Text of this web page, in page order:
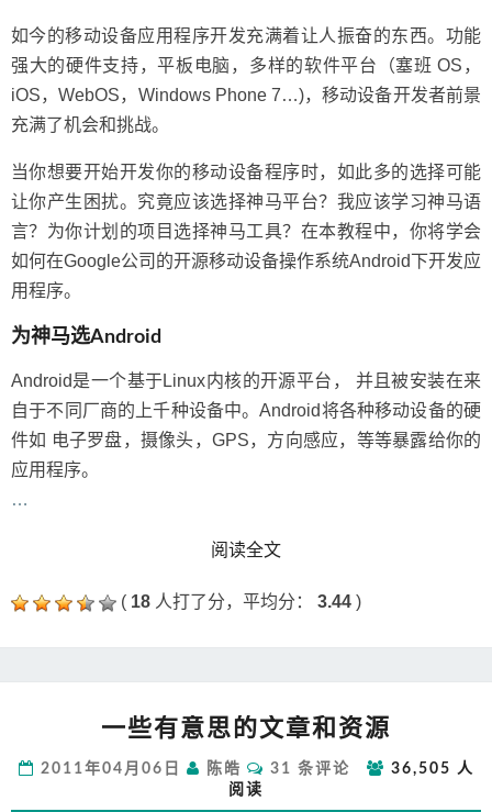
如今的移动设备应用程序开发充满着让人振奋的东西。功能
强大的硬件支持，平板电脑，多样的软件平台（塞班 OS，
iOS，WebOS，Windows Phone 7…)，移动设备开发者前景
充满了机会和挑战。
当你想要开始开发你的移动设备程序时，如此多的选择可能
让你产生困扰。究竟应该选择神马平台？我应该学习神马语
言？为你计划的项目选择神马工具？在本教程中，你将学会
如何在Google公司的开源移动设备操作系统Android下开发应
用程序。
为神马选Android
Android是一个基于Linux内核的开源平台， 并且被安装在来
自于不同厂商的上千种设备中。Android将各种移动设备的硬
件如 电子罗盘，摄像头，GPS，方向感应，等等暴露给你的
应用程序。
…
阅读全文READ MORE
( 18 人打了分，平均分： 3.44 )
些
意
思
一些有意思的文章和资源
2011年04月06日 陈皓
评
31 条评论
36,505 人
阅读